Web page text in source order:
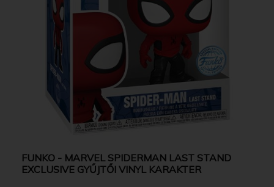
FUNKO - MARVEL SPIDERMAN LAST STAND
EXCLUSIVE GYŰJTŐI VINYL KARAKTER